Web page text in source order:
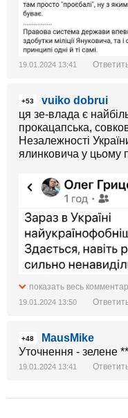
19.01.2024 13:41
+53
vuiko dobrui
ця зе-влада є
прокацапська,
Незалежності
ялинковича у цьому
показать весь
19.01.2024 13:50
+48
MausMike
Уточнення - зелене
19.01.2024 13:41